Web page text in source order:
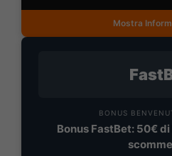
Mostra
BONUS
Bonus FastBet: 50€